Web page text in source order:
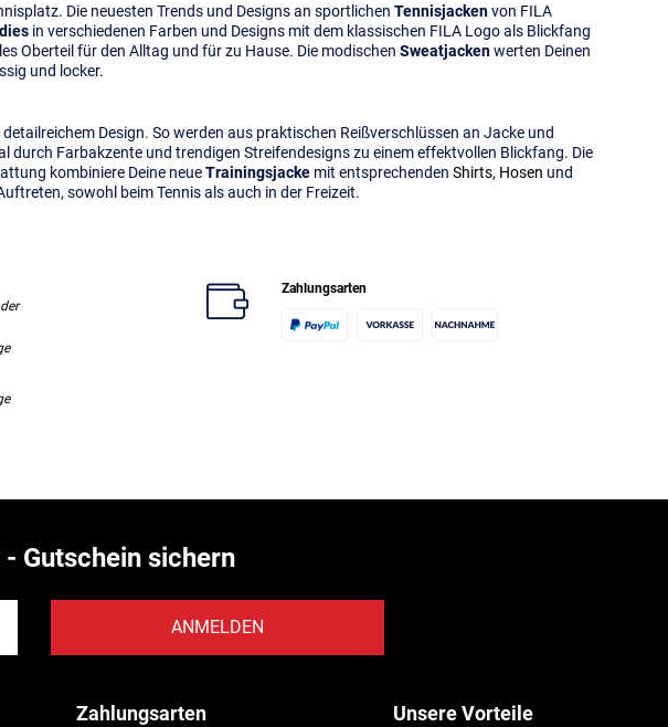
Die neuesten Trends und Designs an sportlichen Tennisjackenvon FILA
in verschiedenen Farben und Designs mit dem klassischen FILA Logo als Blickfang
Oberteil für den Alltag und für zu Hause. Die modischen Sweatjackenwerten Deinen
und locker.
Design. So werden aus praktischen Reißverschlüssen an Jacke und
Farbakzente und trendigen Streifendesigns zu einem effektvollen Blickfang. Die
kombiniere Deine neueTrainingsjacke mit entsprechenden Shirts, Hosen und
sowohl beim Tennis als auch in der Freizeit.
Zahlungsarten
Gutschein sichern
ANMELDEN
Zahlungsarten Unsere Vorteile